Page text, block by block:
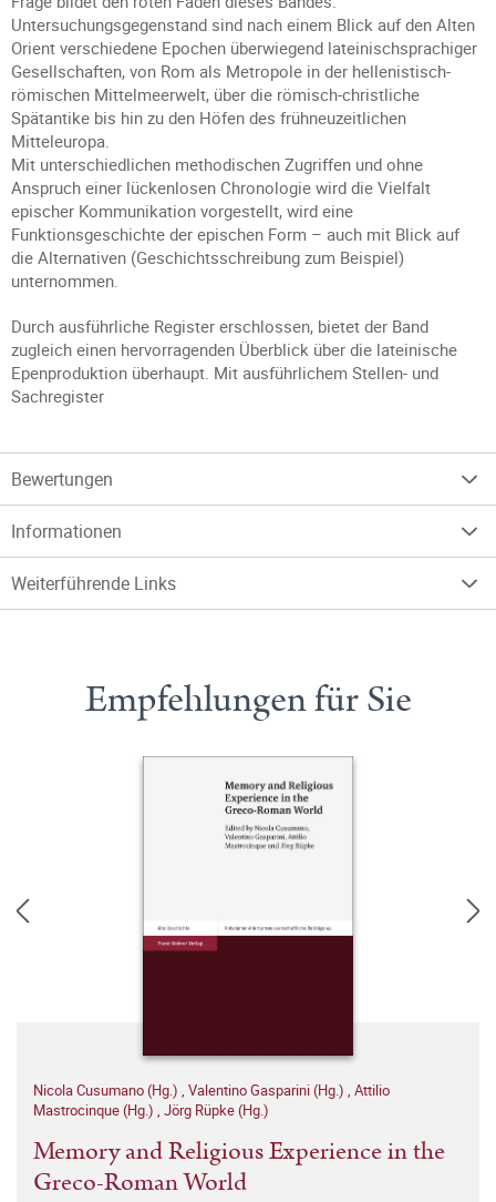
Untersuchungsgegenstand sind nach einem Blick auf den Alten
Orient verschiedene Epochen überwiegend lateinischsprachiger
Gesellschaften, von Rom als Metropole in der hellenistisch-
römischen Mittelmeerwelt, über die römisch-christliche
Spätantike bis hin zu den Höfen des frühneuzeitlichen
Mitteleuropa.
Mit unterschiedlichen methodischen Zugriffen und ohne
Anspruch einer lückenlosen Chronologie wird die Vielfalt
epischer Kommunikation vorgestellt, wird eine
Funktionsgeschichte der epischen Form – auch mit Blick auf
die Alternativen (Geschichtsschreibung zum Beispiel)
unternommen.
Durch ausführliche Register erschlossen, bietet der Band
zugleich einen hervorragenden Überblick über die lateinische
Epenproduktion überhaupt. Mit ausführlichem Stellen- und
Sachregister
Bewertungen
Informationen
Weiterführende Links
Empfehlungen für Sie
Nicola Cusumano (Hg.) , Valentino Gasparini (Hg.) , Attilio
Mastrocinque (Hg.) , Jörg Rüpke (Hg.)
Memory and Religious Experience in the
Greco-Roman World